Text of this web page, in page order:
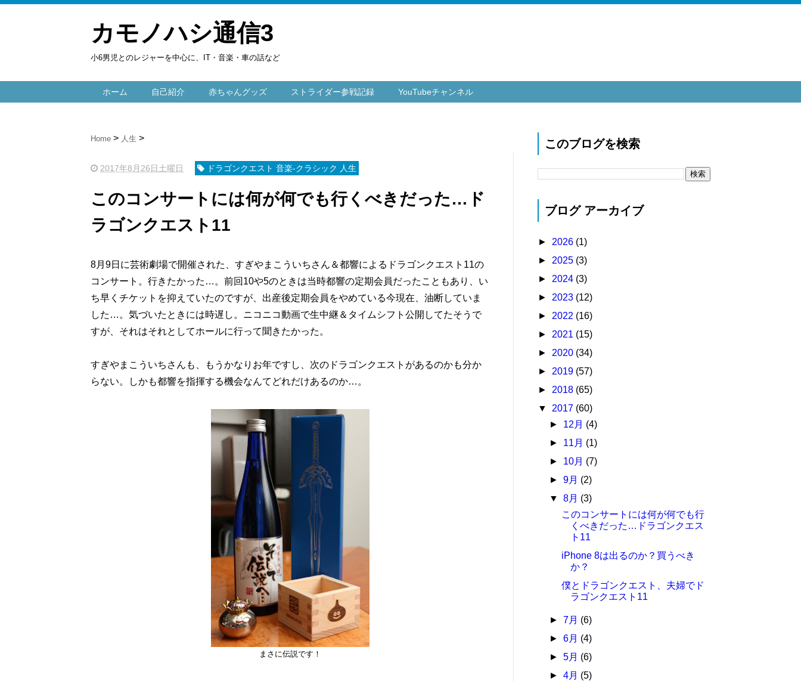
カモノハシ通信3
小6男児とのレジャーを中心に、IT・音楽・車の話など
ホーム 自己紹介 赤ちゃんグッズ ストライダー参戦記録 YouTubeチャンネル
Home 人生
2017年8月26日土曜日 ドラゴンクエスト 音楽-クラシック 人生
このコンサートには何が何でも行くべきだった…ド
ラゴンクエスト11
8月9日に芸術劇場で開催された、すぎやまこういちさん＆都響によるドラゴンクエスト11の
コンサート。行きたかった…。前回10や5のときは当時都響の定期会員だったこともあり、い
ち早くチケットを抑えていたのですが、出産後定期会員をやめている今現在、油断していま
した…。気づいたときには時遅し。ニコニコ動画で生中継＆タイムシフト公開してたそうで
すが、それはそれとしてホールに行って聞きたかった。
すぎやまこういちさんも、もうかなりお年ですし、次のドラゴンクエストがあるのかも分か
らない。しかも都響を指揮する機会なんてどれだけあるのか…。
まさに伝説です！
このブログを検索
ブログ アーカイブ
► 2026 (1)
► 2025 (3)
► 2024 (3)
► 2023 (12)
► 2022 (16)
► 2021 (15)
► 2020 (34)
► 2019 (57)
► 2018 (65)
▼ 2017 (60)
► 12月 (4)
► 11月 (1)
► 10月 (7)
►9月 (2)
▼8月 (3)
このコンサートには何が何でも行
くべきだった…ドラゴンクエス
ト11
iPhone 8は出るのか？買うべき
か？
僕とドラゴンクエスト、夫婦でド
ラゴンクエスト11
►7月 (6)
►6月 (4)
►5月 (6)
►4月 (5)